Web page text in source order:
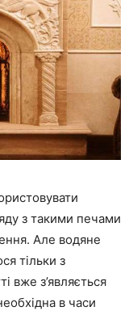
з такими печами
Але водяне
тільки з
вже з’являється
в часи